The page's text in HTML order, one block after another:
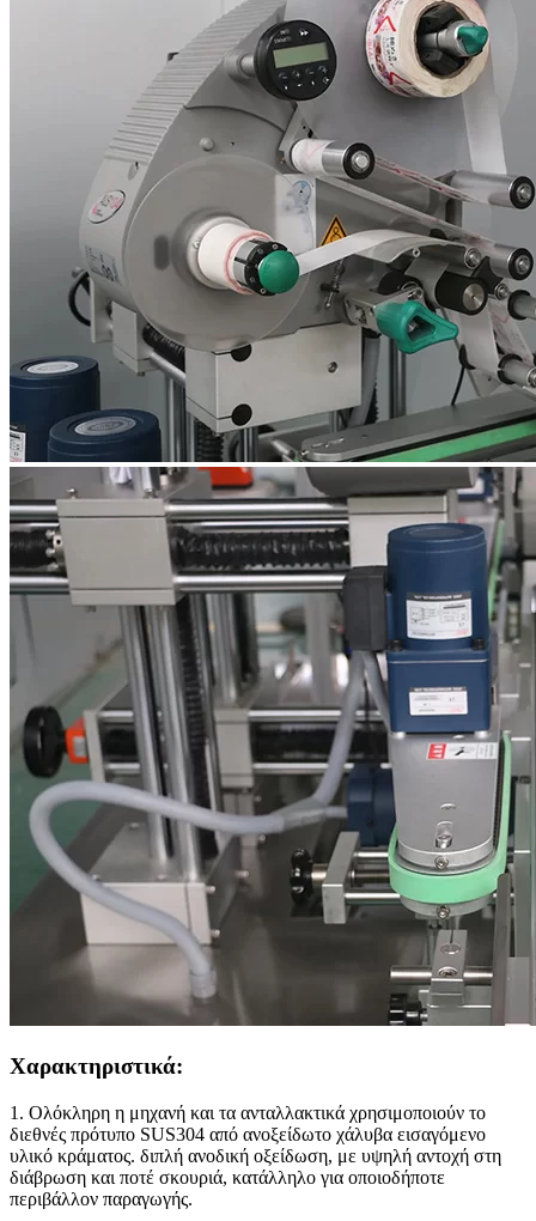
Χαρακτηριστικά:
1. Ολόκληρη η μηχανή και τα ανταλλακτικά χρησιμοποιούν το
διεθνές πρότυπο SUS304 από ανοξείδωτο χάλυβα εισαγόμενο
υλικό κράματος. διπλή ανοδική οξείδωση, με υψηλή αντοχή στη
διάβρωση και ποτέ σκουριά, κατάλληλο για οποιοδήποτε
περιβάλλον παραγωγής.